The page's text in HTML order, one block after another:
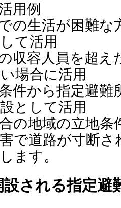
用例
の生活が困難な
て活用
収容人員を超え
場合に活用
件から指定避難
として活用
の地域の立地条
で道路が寸断
ます。
される指定避